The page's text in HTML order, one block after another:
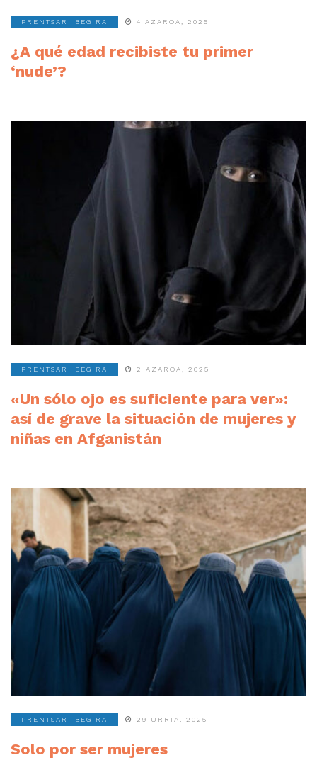
PRENTSARI BEGIRA 4 AZAROA, 2025
¿A qué edad recibiste tu primer
‘nude’?
PRENTSARI BEGIRA 2 AZAROA, 2025
«Un sólo ojo es suficiente para ver»:
así de grave la situación de mujeres y
niñas en Afganistán
PRENTSARI BEGIRA 29 URRIA, 2025
Solo por ser mujeres